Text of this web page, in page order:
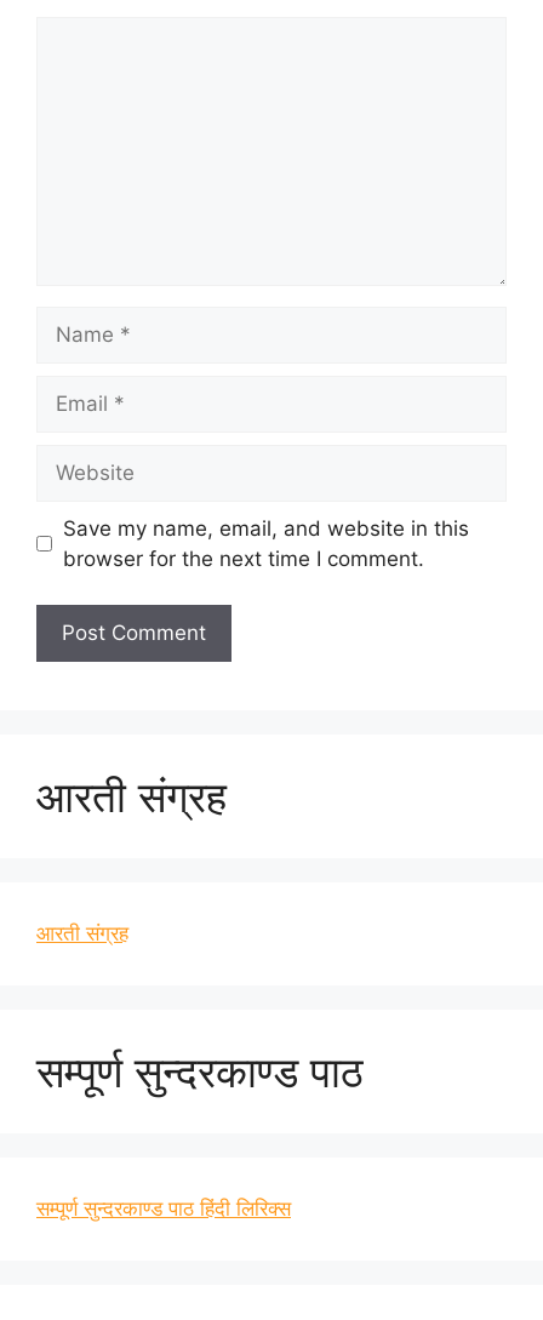
Save my name, email, and website in this
browser for the next time I comment.
आरती संग्रह
आरती संग्रह
सम्पूर्ण सुन्दरकाण्ड पाठ
सम्पूर्ण सुन्दरकाण्ड पाठ हिंदी लिरिक्स